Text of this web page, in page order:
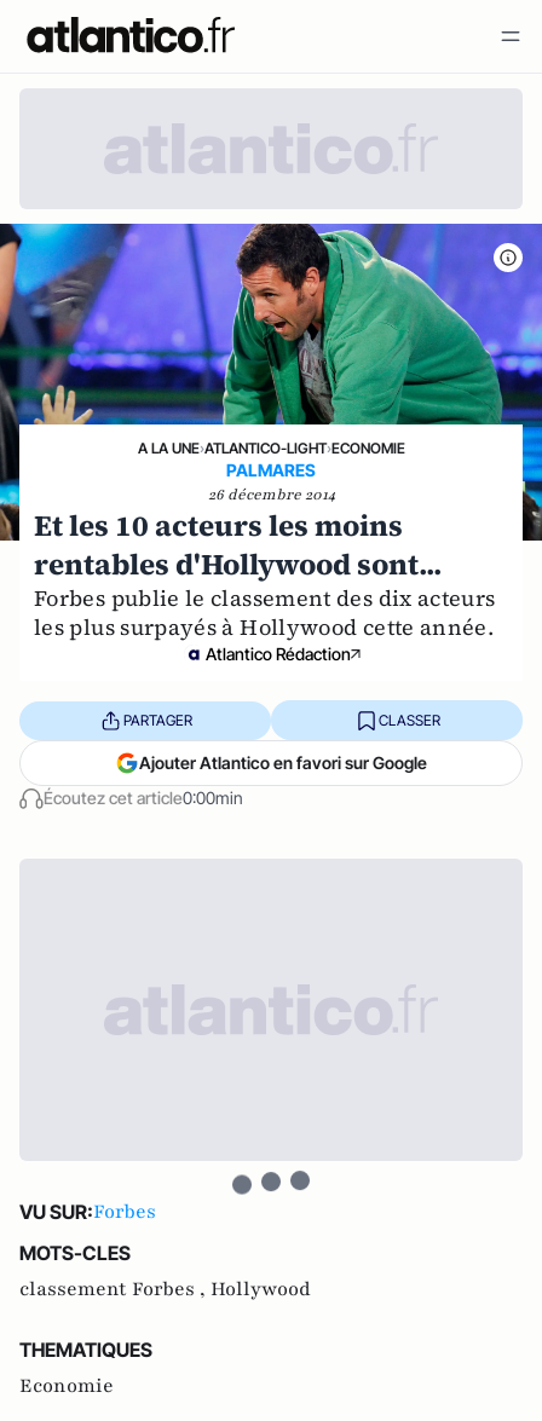
A LA UNE›ATLANTICO-LIGHT›ECONOMIE
PALMARES
26 décembre 2014
Et les 10 acteurs les moins
rentables d'Hollywood sont...
Forbes publie le classement des dix acteurs
les plus surpayés à Hollywood cette année.
Atlantico Rédaction
Écoutez cet article0:00min
PARTAGER CLASSER
Ajouter Atlantico en favori sur Google
VU SUR:Forbes
MOTS-CLES
classement Forbes , Hollywood
THEMATIQUES
Economie